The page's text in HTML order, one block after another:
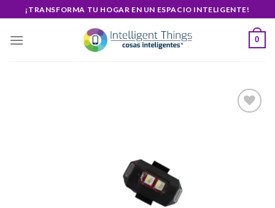
to
content
¡TRANSFORMA TU HOGAR EN UN ESPACIO INTELIGENTE!
0